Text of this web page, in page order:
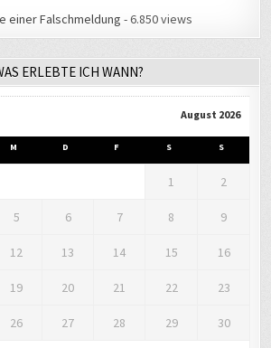
einer Falschmeldung - 6.850 views
ERLEBTE ICH WANN?
August 2026
M D F S S
1 2
5 6 7 8 9
12 13 14 15 16
19 20 21 22 23
26 27 28 29 30